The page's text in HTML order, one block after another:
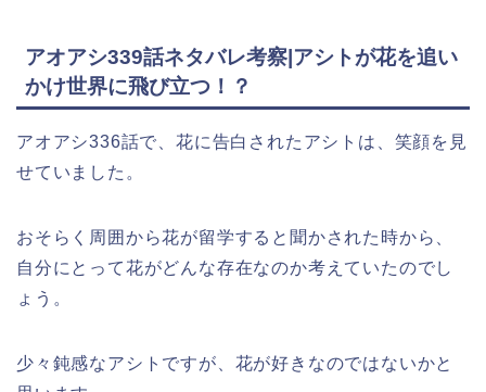
アオアシ339話ネタバレ考察|アシトが花を追い
かけ世界に飛び立つ！？
アオアシ336話で、花に告白されたアシトは、笑顔を見
せていました。
おそらく周囲から花が留学すると聞かされた時から、
自分にとって花がどんな存在なのか考えていたのでし
ょう。
少々鈍感なアシトですが、花が好きなのではないかと